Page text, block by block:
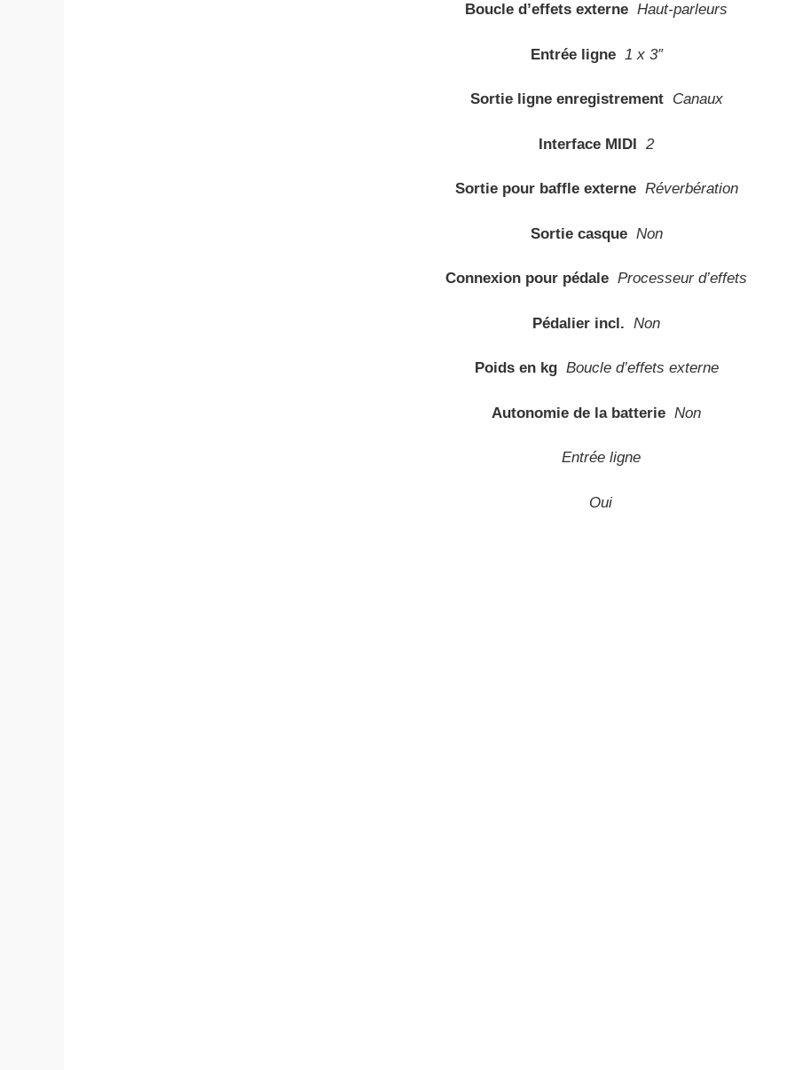
Boucle d’effets externe Haut-parleurs
Entrée ligne 1 x 3″
Sortie ligne enregistrement Canaux
Interface MIDI 2
Sortie pour baffle externe Réverbération
Sortie casque Non
Connexion pour pédale Processeur d’effets
Pédalier incl. Non
Poids en kg Boucle d’effets externe
Autonomie de la batterie Non
Entrée ligne
Oui